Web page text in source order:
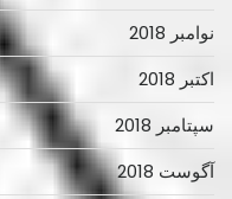
نوامبر 2018
اکتبر 2018
سپتامبر 2018
آگوست 2018